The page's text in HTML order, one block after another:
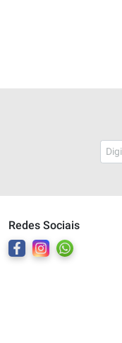
Redes Sociais